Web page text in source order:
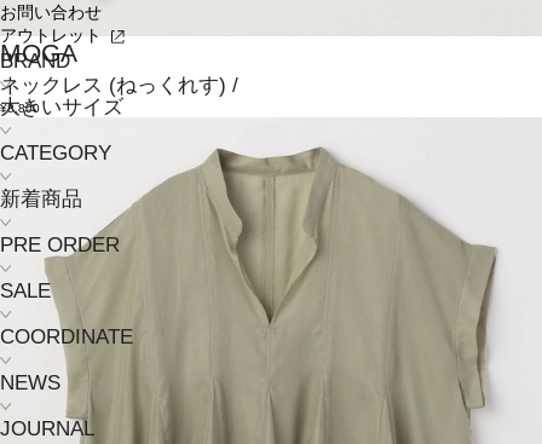
お問い合わせ
アウトレット
BRAND
大きいサイズ
CATEGORY
新着商品
PRE ORDER
SALE
COORDINATE
NEWS
JOURNAL
MOGA
ネックレス (ねっくれす) /
¥8,800